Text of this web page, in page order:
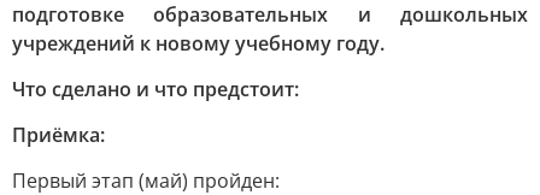
подготовке образовательных и дошкольных
учреждений к новому учебному году.
Что сделано и что предстоит:
Приёмка:
Первый этап (май) пройден: